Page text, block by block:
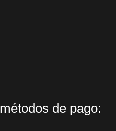
métodos de pago: